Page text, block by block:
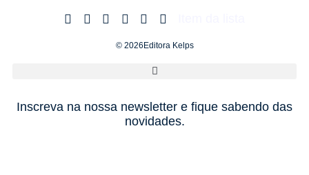
© 2026Editora Kelps
Inscreva na nossa newsletter e fique sabendo das
novidades.